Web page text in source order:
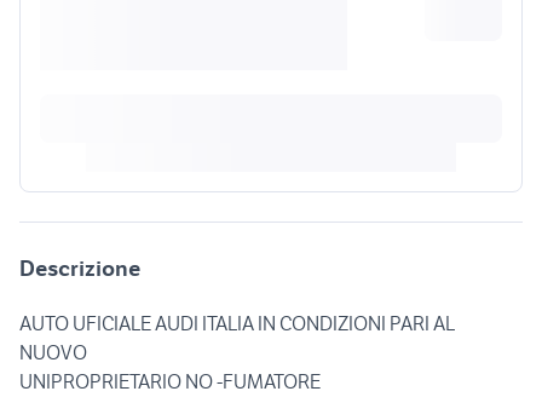
Descrizione
AUTO UFICIALE AUDI ITALIA IN CONDIZIONI PARI AL
NUOVO
UNIPROPRIETARIO NO -FUMATORE